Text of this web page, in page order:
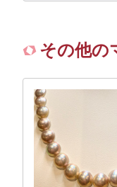
その他の